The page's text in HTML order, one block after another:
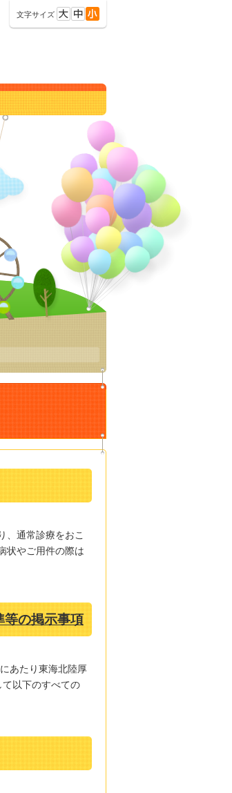
、通常診療をおこ
状やご用件の際は
等の掲示事項
あたり東海北陸厚
以下のすべての
文字サイズ